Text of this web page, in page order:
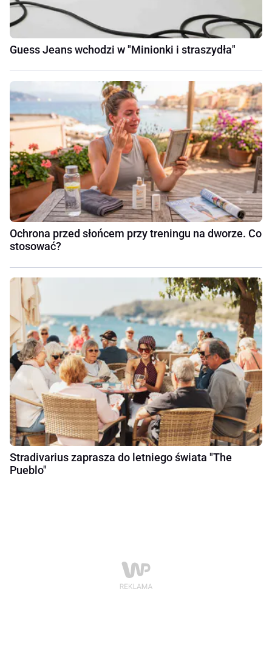
Guess Jeans wchodzi w "Minionki i straszydła"
Ochrona przed słońcem przy treningu na dworze. Co
stosować?
Stradivarius zaprasza do letniego świata "The
Pueblo"